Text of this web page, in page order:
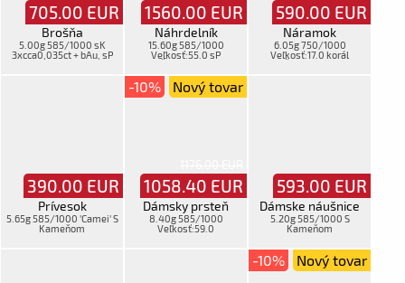
705.00 EUR
Brošňa
5.00g 585/1000 sK
3xcca0,035ct + bAu, sP
1560.00 EUR
Náhrdelník
15.60g 585/1000
Veľkosť:55.0 sP
590.00 EUR
Náramok
6.05g 750/1000
Veľkosť:17.0 korál
390.00 EUR
Prívesok
5.65g 585/1000 'Camei' S
Kameňom
-10%
1058.40 EUR
Nový tovar
Dámsky prsteň
8.40g 585/1000
Veľkosť:59.0
593.00 EUR
Dámske náušnice
5.20g 585/1000 S
Kameňom
-10% Nový tovar